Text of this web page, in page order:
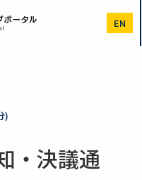
EN
)
・決議通